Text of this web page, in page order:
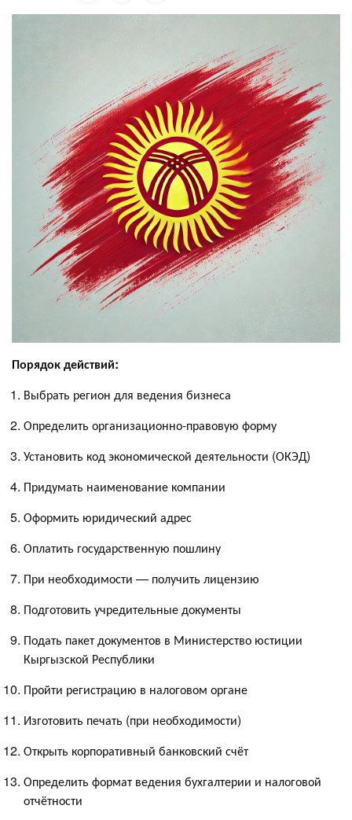
Порядок действий:
Выбрать регион для ведения бизнеса
Определить организационно-правовую форму
Установить код экономической деятельности (ОКЭД)
Придумать наименование компании
Оформить юридический адрес
Оплатить государственную пошлину
При необходимости — получить лицензию
Подготовить учредительные документы
Подать пакет документов в Министерство юстиции
Кыргызской Республики
Пройти регистрацию в налоговом органе
Изготовить печать (при необходимости)
Открыть корпоративный банковский счёт
Определить формат ведения бухгалтерии и налоговой
отчётности